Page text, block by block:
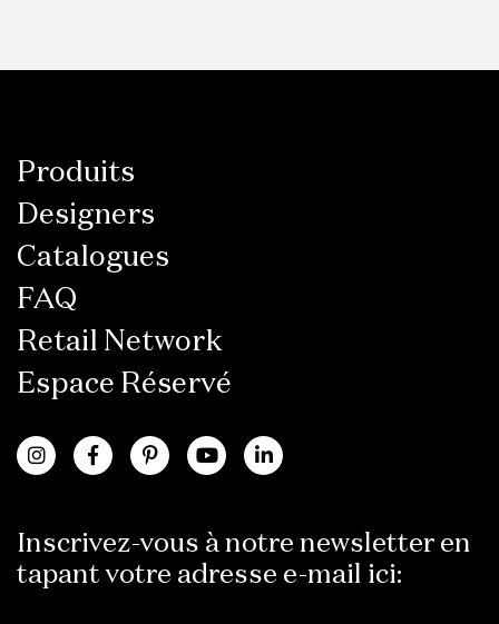
Produits
Designers
Catalogues
FAQ
Retail Network
Espace Réservé
Inscrivez-vous à notre newsletter en
tapant votre adresse e-mail ici: